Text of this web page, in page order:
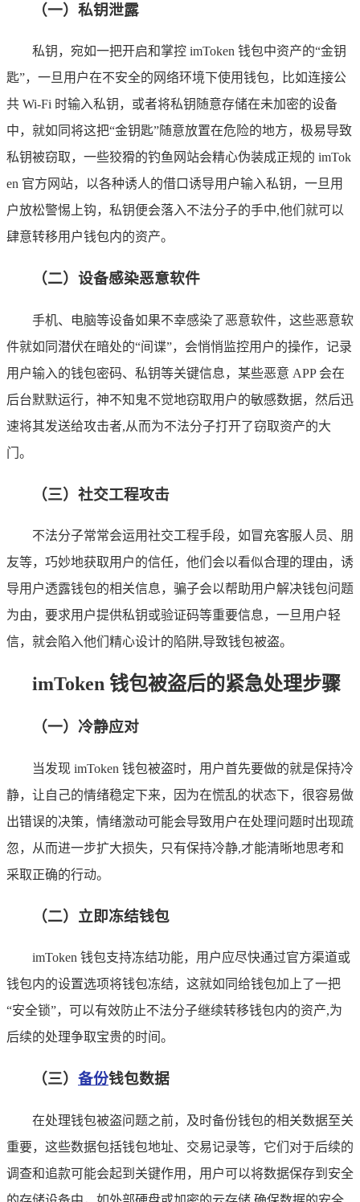
（一）私钥泄露
私钥，宛如一把开启和掌控 imToken 钱包中资产的“金钥
匙”，一旦用户在不安全的网络环境下使用钱包，比如连接公
共 Wi-Fi 时输入私钥，或者将私钥随意存储在未加密的设备
中，就如同将这把“金钥匙”随意放置在危险的地方，极易导致
私钥被窃取，一些狡猾的钓鱼网站会精心伪装成正规的 imTok
en 官方网站，以各种诱人的借口诱导用户输入私钥，一旦用
户放松警惕上钩，私钥便会落入不法分子的手中,他们就可以
肆意转移用户钱包内的资产。
（二）设备感染恶意软件
手机、电脑等设备如果不幸感染了恶意软件，这些恶意软
件就如同潜伏在暗处的“间谍”，会悄悄监控用户的操作，记录
用户输入的钱包密码、私钥等关键信息，某些恶意 APP 会在
后台默默运行，神不知鬼不觉地窃取用户的敏感数据，然后迅
速将其发送给攻击者,从而为不法分子打开了窃取资产的大
门。
（三）社交工程攻击
不法分子常常会运用社交工程手段，如冒充客服人员、朋
友等，巧妙地获取用户的信任，他们会以看似合理的理由，诱
导用户透露钱包的相关信息，骗子会以帮助用户解决钱包问题
为由，要求用户提供私钥或验证码等重要信息，一旦用户轻
信，就会陷入他们精心设计的陷阱,导致钱包被盗。
imToken 钱包被盗后的紧急处理步骤
（一）冷静应对
当发现 imToken 钱包被盗时，用户首先要做的就是保持冷
静，让自己的情绪稳定下来，因为在慌乱的状态下，很容易做
出错误的决策，情绪激动可能会导致用户在处理问题时出现疏
忽，从而进一步扩大损失，只有保持冷静,才能清晰地思考和
采取正确的行动。
（二）立即冻结钱包
imToken 钱包支持冻结功能，用户应尽快通过官方渠道或
钱包内的设置选项将钱包冻结，这就如同给钱包加上了一把
“安全锁”，可以有效防止不法分子继续转移钱包内的资产,为
后续的处理争取宝贵的时间。
（三） 备份钱包数据
在处理钱包被盗问题之前，及时备份钱包的相关数据至关
重要，这些数据包括钱包地址、交易记录等，它们对于后续的
调查和追款可能会起到关键作用，用户可以将数据保存到安全